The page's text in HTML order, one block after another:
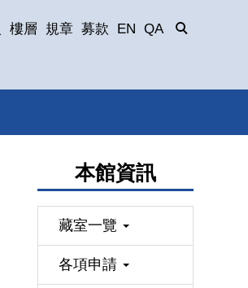
樓層 規章 募款 EN QA
本館資訊
藏室一覽
各項申請